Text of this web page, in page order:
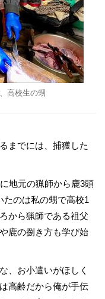
高校生の甥
までには、捕獲した
地元の猟師から鹿3頭
たのは私の甥で高校1
から猟師である祖父
鹿の捌き方も学び始
、お小遣いがほしく
高齢だから俺が手伝